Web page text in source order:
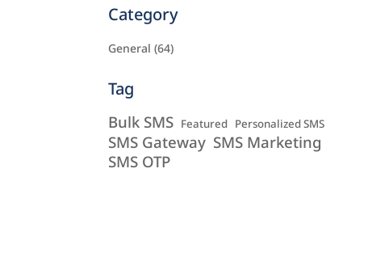
Category
General (64)
Tag
Bulk SMS Featured Personalized SMS
SMS Gateway SMS Marketing
SMS OTP